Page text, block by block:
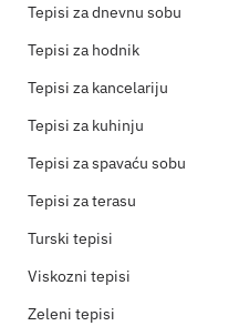
Tepisi za dnevnu sobu
Tepisi za hodnik
Tepisi za kancelariju
Tepisi za kuhinju
Tepisi za spavaću sobu
Tepisi za terasu
Turski tepisi
Viskozni tepisi
Zeleni tepisi